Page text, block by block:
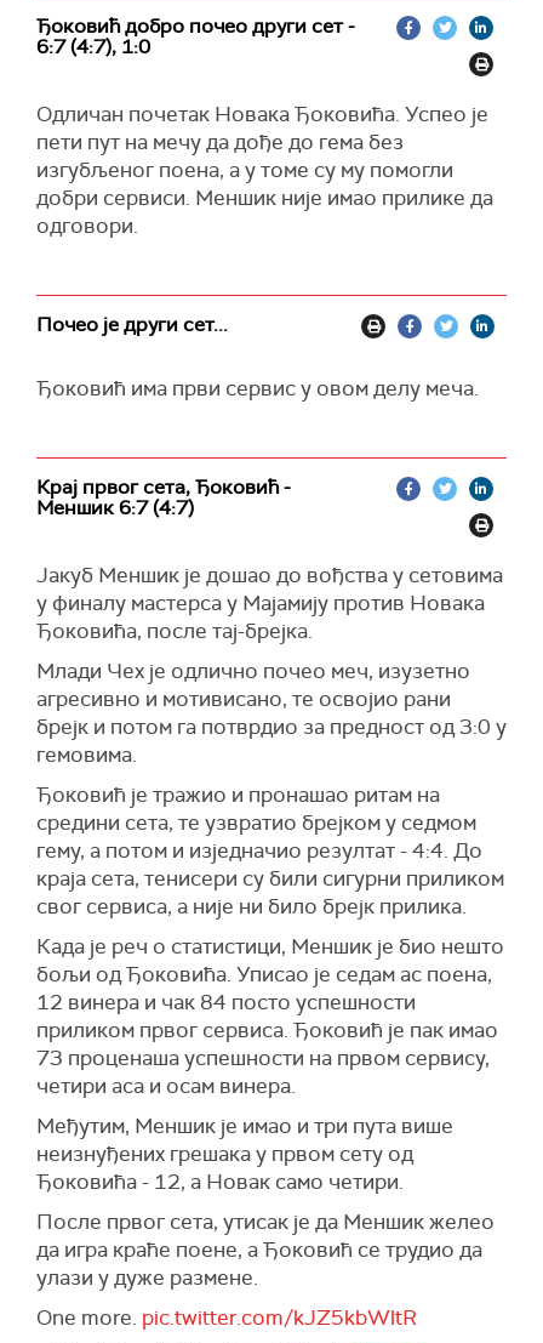
Ђоковић добро почео други сет -
6:7 (4:7), 1:0
Одличан почетак Новака Ђоковића. Успео је
пети пут на мечу да дође до гема без
изгубљеног поена, а у томе су му помогли
добри сервиси. Меншик није имао прилике да
одговори.
Почео је други сет...
Ђоковић има први сервис у овом делу меча.
Крај првог сета, Ђоковић -
Меншик 6:7 (4:7)
Јакуб Меншик је дошао до вођства у сетовима
у финалу мастерса у Мајамију против Новака
Ђоковића, после тај-брејка.
Млади Чех је одлично почео меч, изузетно
агресивно и мотивисано, те освојио рани
брејк и потом га потврдио за предност од 3:0 у
гемовима.
Ђоковић је тражио и пронашао ритам на
средини сета, те узвратио брејком у седмом
гему, а потом и изједначио резултат - 4:4. До
краја сета, тенисери су били сигурни приликом
свог сервиса, а није ни било брејк прилика.
Када је реч о статистици, Меншик је био нешто
бољи од Ђоковића. Уписао је седам ас поена,
12 винера и чак 84 посто успешности
приликом првог сервиса. Ђоковић је пак имао
73 проценаша успешности на првом сервису,
четири аса и осам винера.
Међутим, Меншик је имао и три пута више
неизнуђених грешака у првом сету од
Ђоковића - 12, а Новак само четири.
После првог сета, утисак је да Меншик желео
да игра краће поене, а Ђоковић се трудио да
улази у дуже размене.
One more. pic.twitter.com/kJZ5kbWltR